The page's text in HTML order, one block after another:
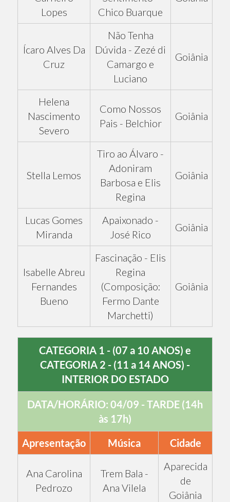
Lopes
Chico Buarque
Ícaro Alves Da
Cruz
Não Tenha
Dúvida - Zezé di
Camargo e
Luciano
Goiânia
Helena
Nascimento
Severo
Como Nossos
Pais - Belchior
Goiânia
Stella Lemos
Tiro ao Álvaro -
Adoniram
Barbosa e Elis
Regina
Goiânia
Lucas Gomes
Miranda
Apaixonado -
José Rico
Goiânia
Isabelle Abreu
Fernandes
Bueno
Fascinação - Elis
Regina
(Composição:
Fermo Dante
Marchetti)
Goiânia
CATEGORIA 1 - (07 a 10 ANOS) e
CATEGORIA 2 - (11 a 14 ANOS) -
INTERIOR DO ESTADO
DATA/HORÁRIO: 04/09 - TARDE (14h
às 17h)
Apresentação
Música Cidade
Ana Carolina
Pedrozo
Trem Bala -
Ana Vilela
Aparecida
de
Goiânia